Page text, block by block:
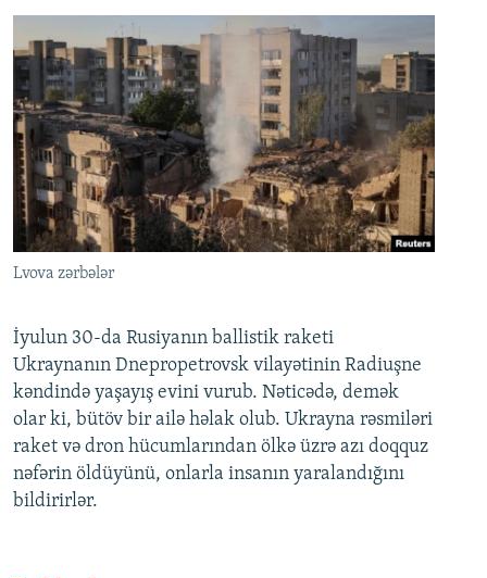
Lvova zərbələr
İyulun 30-da Rusiyanın ballistik raketi
Ukraynanın Dnepropetrovsk vilayətinin Radiuşne
kəndində yaşayış evini vurub. Nəticədə, demək
olar ki, bütöv bir ailə həlak olub. Ukrayna rəsmiləri
raket və dron hücumlarından ölkə üzrə azı doqquz
nəfərin öldüyünü, onlarla insanın yaralandığını
bildirirlər.